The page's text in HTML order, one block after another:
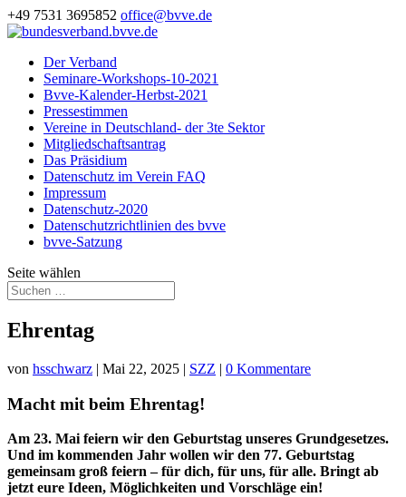
+49 7531 3695852 office@bvve.de
Der Verband
Seminare-Workshops-10-2021
Bvve-Kalender-Herbst-2021
Pressestimmen
Vereine in Deutschland- der 3te Sektor
Mitgliedschaftsantrag
Das Präsidium
Datenschutz im Verein FAQ
Impressum
Datenschutz-2020
Datenschutzrichtlinien des bvve
bvve-Satzung
Seite wählen
Ehrentag
von hsschwarz | Mai 22, 2025 | SZZ | 0 Kommentare
Macht mit beim Ehrentag!
Am 23. Mai feiern wir den Geburtstag unseres Grundgesetzes.
Und im kommenden Jahr wollen wir den 77. Geburtstag
gemeinsam groß feiern – für dich, für uns, für alle. Bringt ab
jetzt eure Ideen, Möglichkeiten und Vorschläge ein!